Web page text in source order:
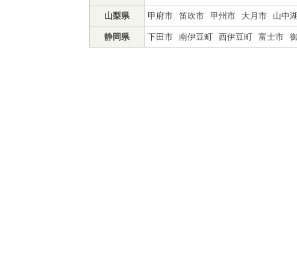
山梨県 甲府市 笛吹市 甲州市 大月市 山中
静岡県 下田市 南伊豆町 西伊豆町 富士市